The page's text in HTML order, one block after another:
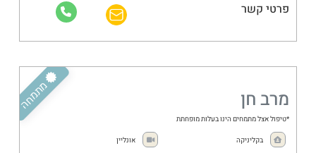
פרטי קשר
מתמחה
לא זמינ.ה לקבלת מטופלים חדשים
מרב חן
*טיפול אצל מתמחים הינו בעלות מופחתת
בקליניקה אונליין